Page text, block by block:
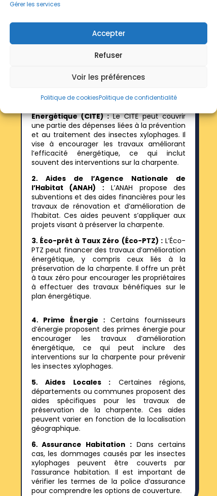
Gérer les services
Accepter
Refuser
Voir les préférences
Politique de cookiesPolitique de confidentialité
Les aides disponibles pour
préserver sa charpente contres
les insectes xylophages et
autres désagréments
Énergétique (CITE) : Le CITE peut couvrir
une partie des dépenses liées à la prévention
et au traitement des insectes xylophages. Il
vise à encourager les travaux améliorant
l’efficacité énergétique, ce qui inclut
souvent des interventions sur la charpente.
2. Aides de l’Agence Nationale de
l’Habitat (ANAH) :
L’ANAH propose des
subventions et des aides financières pour les
travaux de rénovation et d’amélioration de
l’habitat. Ces aides peuvent s’appliquer aux
projets visant à préserver la charpente.
3. Éco-prêt à Taux Zéro (Éco-PTZ) : L’Éco-
PTZ peut financer des travaux d’amélioration
énergétique, y compris ceux liés à la
préservation de la charpente. Il offre un prêt
à taux zéro pour encourager les propriétaires
à effectuer des travaux bénéfiques sur le
plan énergétique.
4. Prime Énergie : Certains fournisseurs
d’énergie proposent des primes énergie pour
encourager les travaux d’amélioration
énergétique, ce qui peut inclure des
interventions sur la charpente pour prévenir
les insectes xylophages.
5.
Aides Locales :
Certaines régions,
départements ou communes proposent des
aides spécifiques pour les travaux de
préservation de la charpente. Ces aides
peuvent varier en fonction de la localisation
géographique.
6. Assurance Habitation : Dans certains
cas, les dommages causés par les insectes
xylophages peuvent être couverts par
l’assurance habitation. Il est important de
vérifier les termes de la police d’assurance
pour comprendre les options de couverture.